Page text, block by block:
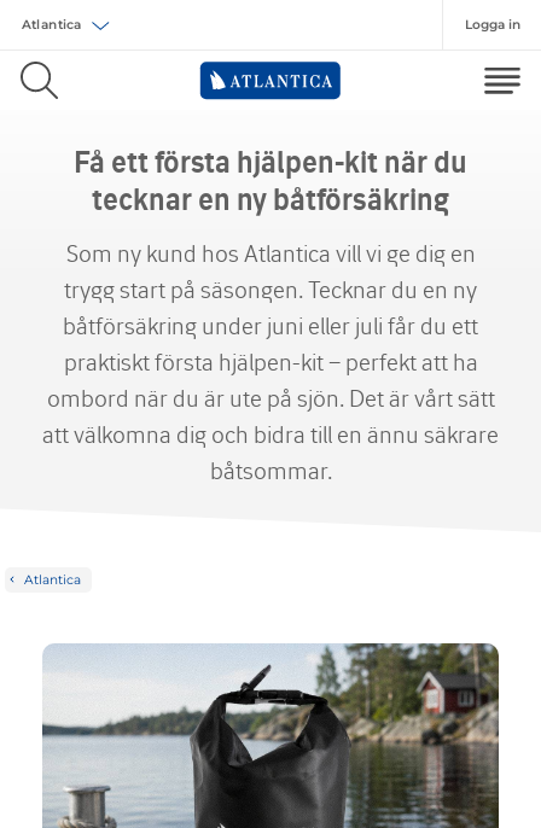
Välj försäkring
Logga in
Få ett första hjälpen-kit när du
tecknar en ny båtförsäkring
Som ny kund hos Atlantica vill vi ge dig en
trygg start på säsongen. Tecknar du en ny
båtförsäkring under juni eller juli får du ett
praktiskt första hjälpen-kit – perfekt att ha
ombord när du är ute på sjön. Det är vårt sätt
att välkomna dig och bidra till en ännu säkrare
båtsommar.
Atlantica